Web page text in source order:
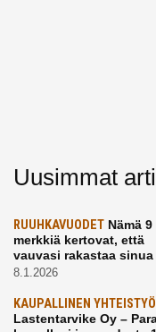
Uusimmat
RUUHKAVUODET Nämä 9
merkkiä kertovat, että
vauvasi rakastaa sinua
8.1.2026
KAUPALLINEN YHTEISTYÖ
Lastentarvike Oy –